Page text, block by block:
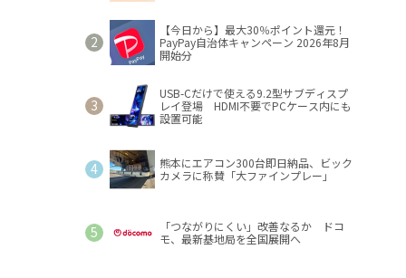
【今日から】最大30％ポイント還元！
PayPay自治体キャンペーン 2026年8月
開始分
USB-Cだけで使える9.2型サブディスプ
レイ登場 HDMI不要でPCケース内にも
設置可能
熊本にエアコン300台即日納品、ビック
カメラに称賛「大ファインプレー」
「つながりにくい」改善なるか ドコ
モ、最新基地局を全国展開へ